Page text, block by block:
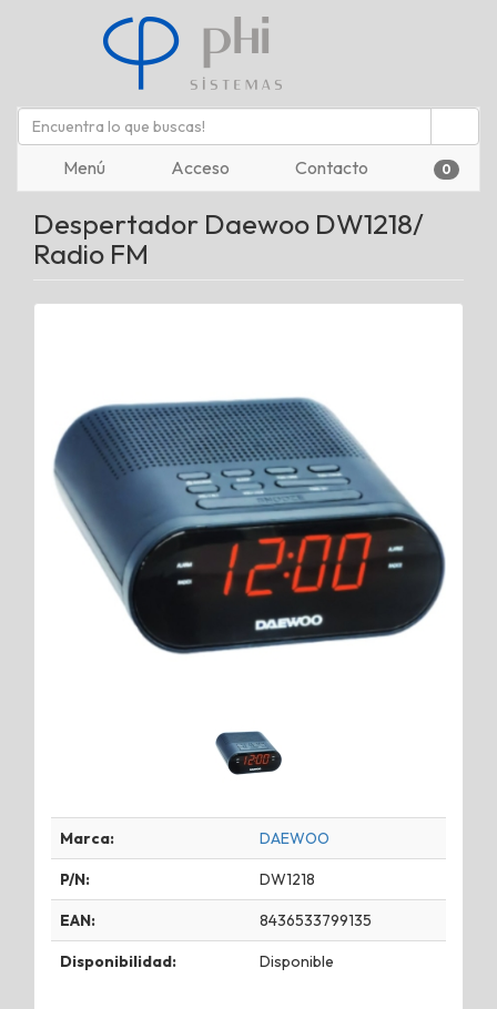
Menú Acceso Contacto 0
Despertador Daewoo DW1218/
Radio FM
Marca: DAEWOO
P/N: DW1218
EAN: 8436533799135
Disponibilidad: Disponible